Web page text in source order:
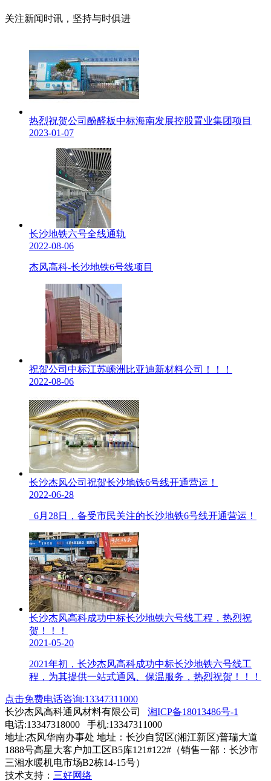
关注新闻时讯，坚持与时俱进
热烈祝贺公司酚醛板中标海南发展控股置业集团项目
2023-01-07
长沙地铁六号全线通轨
2022-08-06
杰风高科-长沙地铁6号线项目
祝贺公司中标江苏嵊洲比亚迪新材料公司！！！
2022-08-06
长沙杰风公司祝贺长沙地铁6号线开通营运！
2022-06-28
6月28日，备受市民关注的长沙地铁6号线开通营运！
长沙杰风高科成功中标长沙地铁六号线工程，热烈祝
贺！！！
2021-05-20
2021年初，长沙杰风高科成功中标长沙地铁六号线工
程，为其提供一站式通风、保温服务，热烈祝贺！！！
点击免费电话咨询:13347311000
长沙杰风高科通风材料有限公司 湘ICP备18013486号-1
电话:13347318000 手机:13347311000
地址:杰风华南办事处 地址：长沙自贸区(湘江新区)普瑞大道
1888号高星大客户加工区B5库121#122#（销售一部：长沙市
三湘水暖机电市场B2栋14-15号）
技术支持： 三好网络